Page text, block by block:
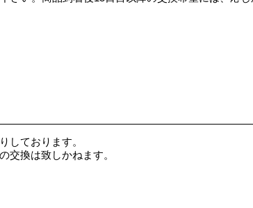
しております。
交換は致しかねます。